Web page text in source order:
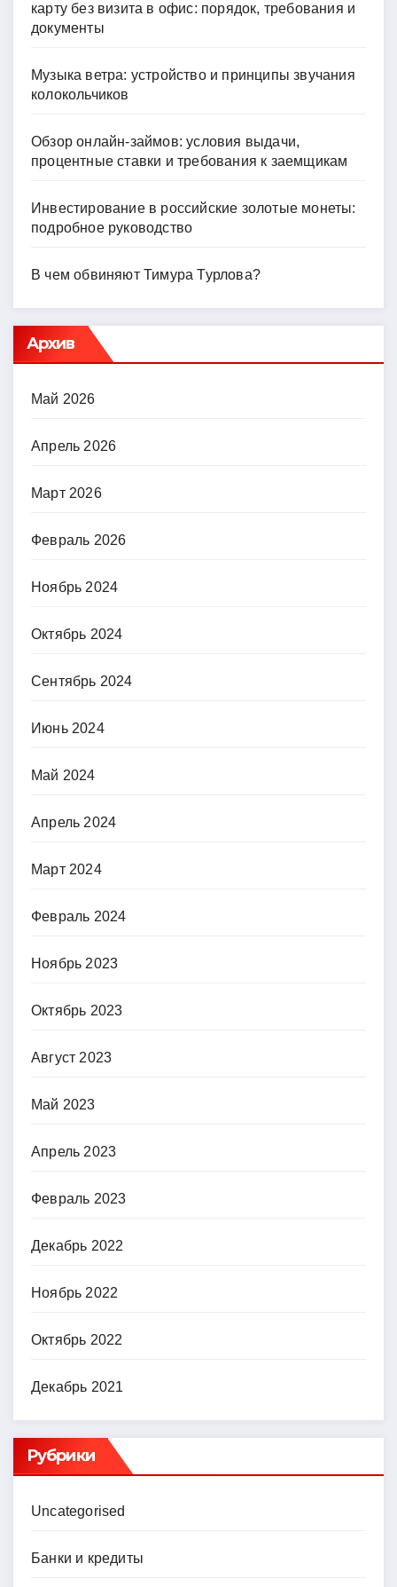
карту без визита в офис: порядок, требования и
документы
Музыка ветра: устройство и принципы звучания
колокольчиков
Обзор онлайн-займов: условия выдачи,
процентные ставки и требования к заемщикам
Инвестирование в российские золотые монеты:
подробное руководство
В чем обвиняют Тимура Турлова?
Архив
Май 2026
Апрель 2026
Март 2026
Февраль 2026
Ноябрь 2024
Октябрь 2024
Сентябрь 2024
Июнь 2024
Май 2024
Апрель 2024
Март 2024
Февраль 2024
Ноябрь 2023
Октябрь 2023
Август 2023
Май 2023
Апрель 2023
Февраль 2023
Декабрь 2022
Ноябрь 2022
Октябрь 2022
Декабрь 2021
Рубрики
Uncategorised
Банки и кредиты